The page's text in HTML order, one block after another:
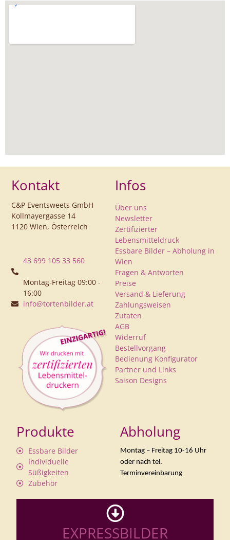
Kontakt
C&P Eventsweets GmbH
Kollmayergasse 14
1120 Wien, Österreich
43 699 105 33 560
Montag-Freitag 09:00 -
16:00
info@tortenbilder.at
Infos
Über uns
Newsletter
Zertifizierter
Lebensmitteldruck
Essbare Bilder – Abholung in
Wien
Fragen & Antworten
Preise
Versand & Lieferung
Zahlungsweisen
Zutaten
AGB
Widerruf
Bestellvorgang
Bedienung Konfigurator
Partner und Links
Saison Designs
Produkte
Essbare Bilder
Individuelle
Süßigkeiten
Zubehör
Abholung
Montag – Freitag 10-16 Uhr
oder nach tel.
Terminvereinbarung
EXPRESSBILDER